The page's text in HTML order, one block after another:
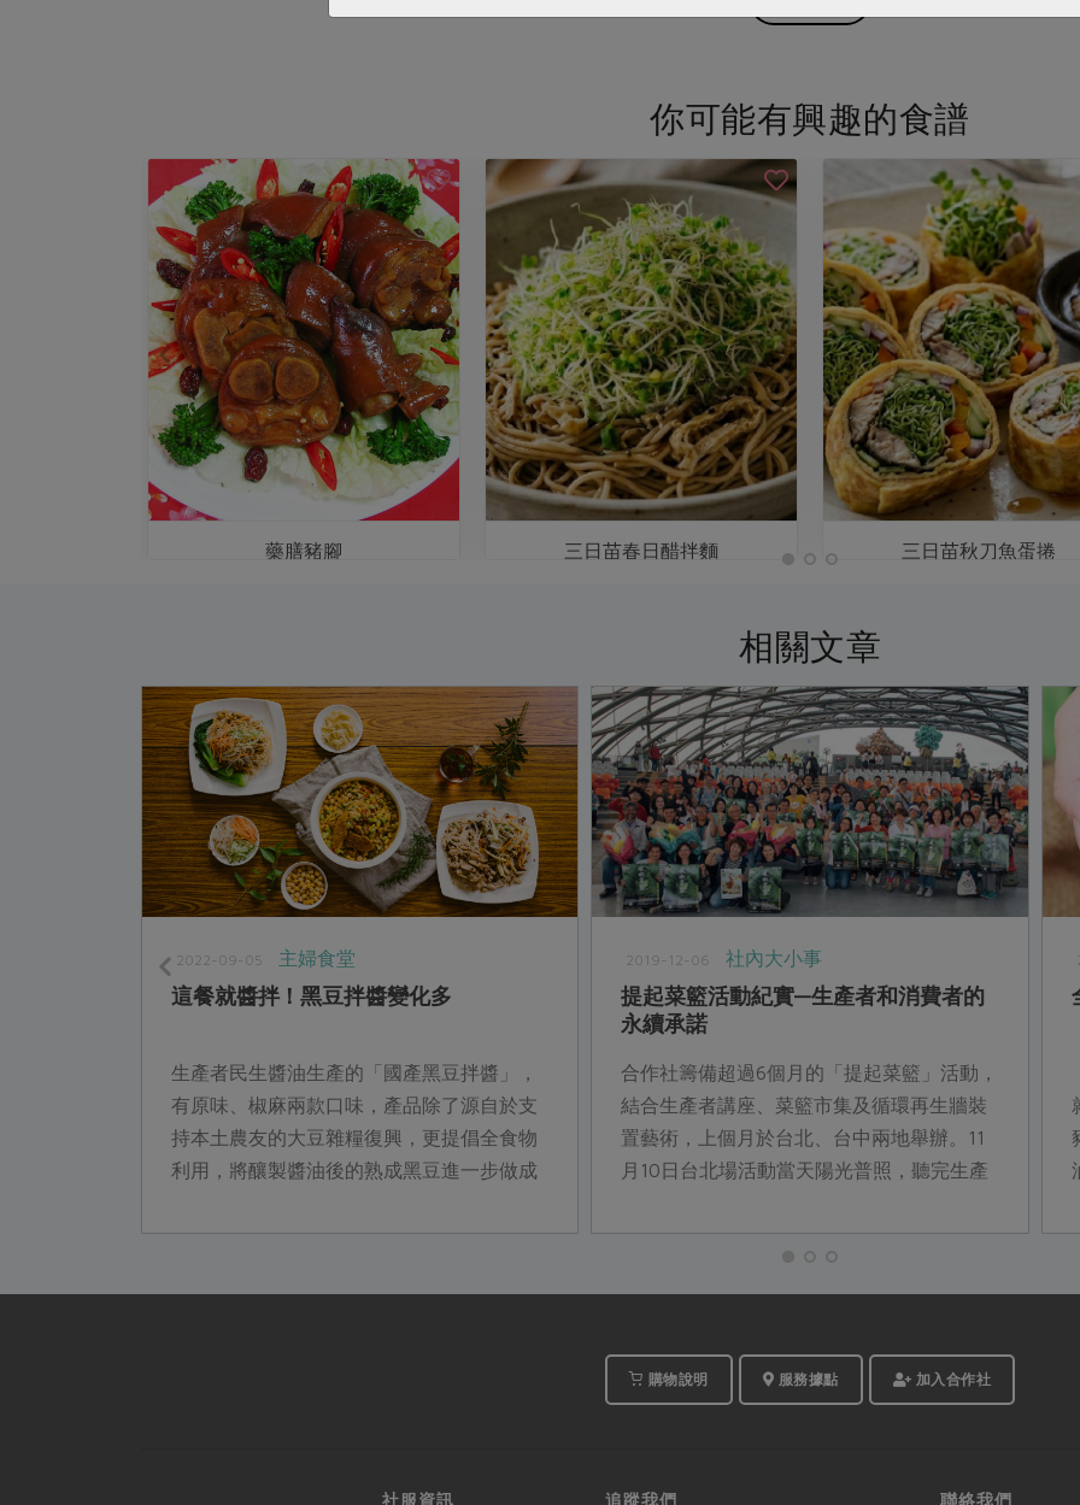
你可能有興趣的食譜
藥膳豬腳 三日苗春日醋拌麵 三日苗秋刀魚蛋捲
相關文章
2022-09-05 主婦食堂
這餐就醬拌！黑豆拌醬變化多
生產者民生醬油生產的「國產黑豆拌醬」，
有原味、椒麻兩款口味，產品除了源自於支
持本土農友的大豆雜糧復興，更提倡全食物
利用，將釀製醬油後的熟成黑豆進一步做成
蔬、拌麵飯的加分配角，絕對值得入手一
2019-12-06 社內大小事
提起菜籃活動紀實—生產者和消費者的
永續承諾
合作社籌備超過6個月的「提起菜籃」活動，
結合生產者講座、菜籃市集及循環再生牆裝
置藝術，上個月於台北、台中兩地舉辦。11
月10日台北場活動當天陽光普照，聽完生產
購物說明 服務據點 加入合作社
社服資訊 追蹤我們 聯絡我們